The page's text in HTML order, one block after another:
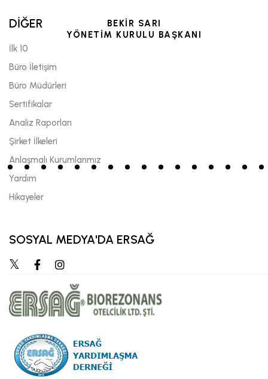
BEKİR SARI
YÖNETİM KURULU BAŞKANI
DİĞER
İlk 10
Büro İletişim
Büro Müdürleri
Sertifikalar
Analiz Raporları
Şirket İlkeleri
Anlaşmalı Kurumlarımız
Yardım
Hikayeler
SOSYAL MEDYA'DA ERSAĞ